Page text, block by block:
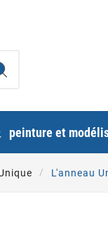
peinture et
L'anneau